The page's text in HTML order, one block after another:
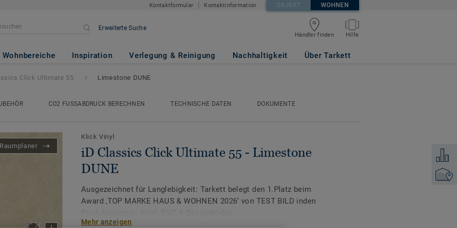
Kontaktformular Kontaktinformation OBJEKT WOHNEN
Erweiterte Suche
Händler finden Hilfe
Wohnbereiche Inspiration Verlegung & Reinigung Nachhaltigkeit Über Tarkett
55 - Limestone DUNE
Zum
Click Ultimate 55 Limestone DUNE
CO2 FUSSABDRUCK BERECHNEN TECHNISCHE DATEN
DOKUMENTE
Raumplaner
Klick Vinyl
iD Classics Click Ultimate 55 - Limestone
DUNE
Ausgezeichnet für Langlebigkeit: Tarkett belegt den 1.Platz beim
Award ‚TOP MARKE HAUS & WOHNEN 2026‘ von TEST BILD inden
Mehr anzeigen